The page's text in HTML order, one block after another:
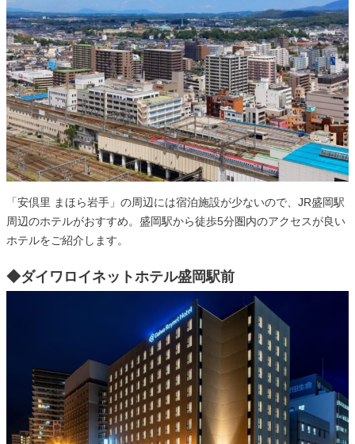
「安倶里 まほら岩手」の周辺には宿泊施設が少ないので、JR盛岡駅
周辺のホテルがおすすめ。盛岡駅から徒歩5分圏内のアクセスが良い
ホテルをご紹介します。
◆ダイワロイネットホテル盛岡駅前